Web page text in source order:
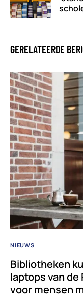
GERELATEERDE
NIEUWS
Bibliotheken
laptops van
voor mensen